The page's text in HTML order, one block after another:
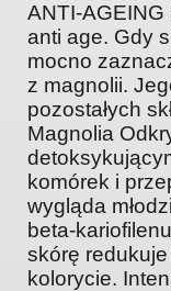
ANTI-
anti age. Gdy
mocno
z magnolii.
pozostałych
Magnolia
komórek i
wygląda
beta-
skórę
kolorycie.